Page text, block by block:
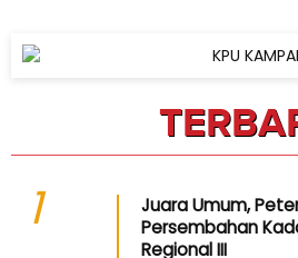
1
Juara Umum,
Persembahan
Regional III